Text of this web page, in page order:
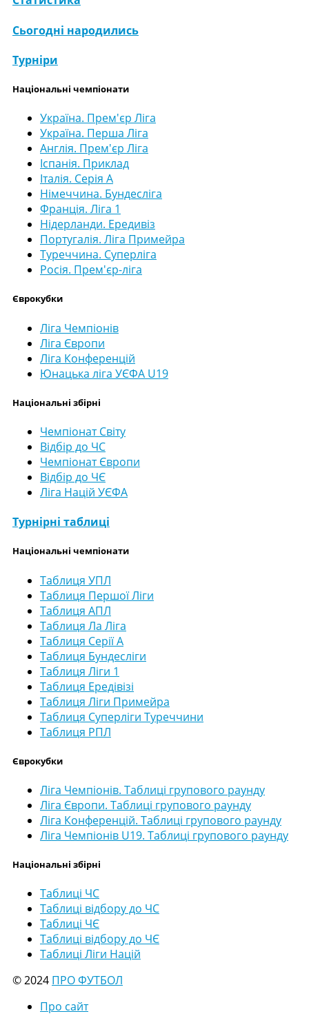
Сьогодні народились
Турніри
Національні чемпіонати
Україна. Прем'єр Ліга
Україна. Перша Ліга
Англія. Прем'єр Ліга
Іспанія. Приклад
Італія. Серія А
Німеччина. Бундесліга
Франція. Ліга 1
Нідерланди. Ередивіз
Португалія. Ліга Примейра
Туреччина. Суперліга
Росія. Прем'єр-ліга
Єврокубки
Ліга Чемпіонів
Ліга Європи
Ліга Конференцій
Юнацька ліга УЄФА U19
Національні збірні
Чемпіонат Світу
Відбір до ЧС
Чемпіонат Європи
Відбір до ЧЄ
Ліга Націй УЄФА
Турнірні таблиці
Національні чемпіонати
Таблиця УПЛ
Таблиця Першої Ліги
Таблиця АПЛ
Таблиця Ла Ліга
Таблиця Серії А
Таблиця Бундесліги
Таблиця Ліги 1
Таблиця Ередівізі
Таблиця Ліги Примейра
Таблиця Суперліги Туреччини
Таблиця РПЛ
Єврокубки
Ліга Чемпіонів. Таблиці групового раунду
Ліга Європи. Таблиці групового раунду
Ліга Конференцій. Таблиці групового раунду
Ліга Чемпіонів U19. Таблиці групового раунду
Національні збірні
Таблиці ЧС
Таблиці відбору до ЧС
Таблиці ЧЄ
Таблиці відбору до ЧЄ
Таблиці Ліги Націй
© 2024 ПРО ФУТБОЛ
Про сайт